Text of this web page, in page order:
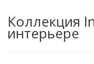
Коллекция
интерьере